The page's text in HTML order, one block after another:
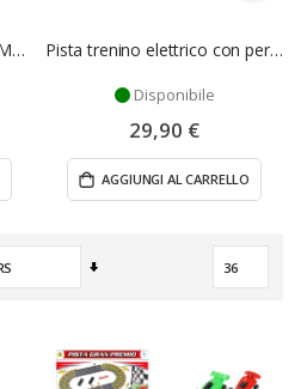
Pista treno Euro Express - Mazzeo Giocattoli Pista trenino elettrico con percorso variabile - Mazzeo Giocattoli
Disponibile
29,90 €
AGGIUNGI AL CARRELLO
Imposta